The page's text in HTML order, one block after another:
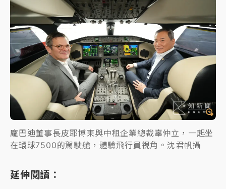
龐巴迪董事長皮耶博東與中租企業總裁辜仲立，一起坐
在環球7500的駕駛艙，體驗飛行員視角。沈君帆攝
延伸閱讀：